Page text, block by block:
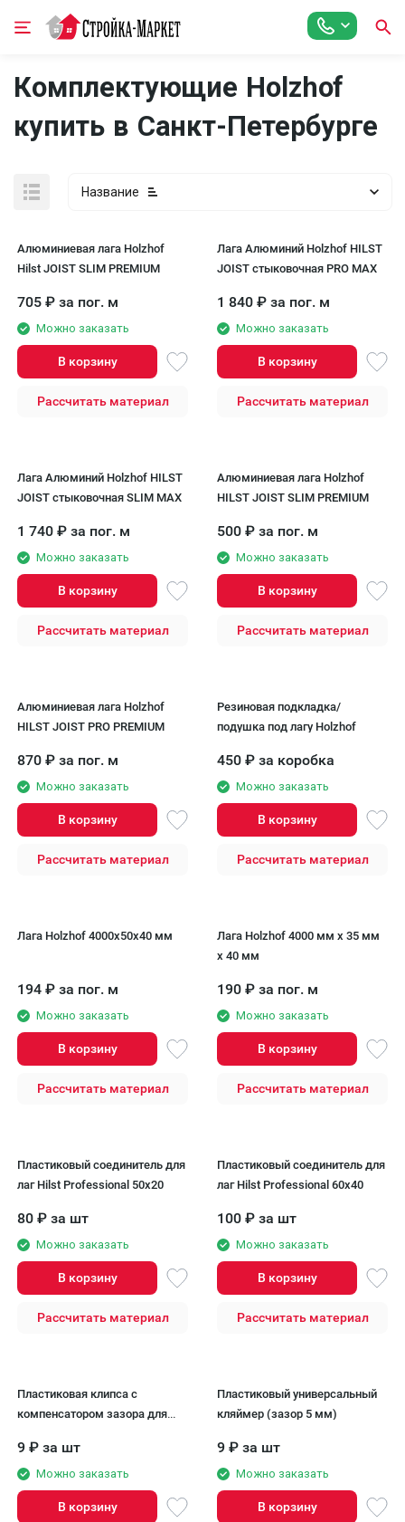
Комплектующие Holzhof
купить в Санкт-Петербурге
Название
Алюминиевая лага Holzhof
Hilst JOIST SLIM PREMIUM
705 ₽ за пог. м
Можно заказать
В корзину
Рассчитать материал
Лага Алюминий Holzhof HILST
JOIST стыковочная PRO MAX
1 840 ₽ за пог. м
Можно заказать
В корзину
Рассчитать материал
Лага Алюминий Holzhof HILST
JOIST стыковочная SLIM MAX
1 740 ₽ за пог. м
Можно заказать
В корзину
Рассчитать материал
Алюминиевая лага Holzhof
HILST JOIST SLIM PREMIUM
500 ₽ за пог. м
Можно заказать
В корзину
Рассчитать материал
Алюминиевая лага Holzhof
HILST JOIST PRO PREMIUM
870 ₽ за пог. м
Можно заказать
В корзину
Рассчитать материал
Резиновая подкладка/
подушка под лагу Holzhof
450 ₽ за коробка
Можно заказать
В корзину
Рассчитать материал
Лага Holzhof 4000x50x40 мм
194 ₽ за пог. м
Можно заказать
В корзину
Рассчитать материал
Лага Holzhof 4000 мм x 35 мм
x 40 мм
190 ₽ за пог. м
Можно заказать
В корзину
Рассчитать материал
Пластиковый соединитель для
лаг Hilst Professional 50x20
80 ₽ за шт
Можно заказать
В корзину
Рассчитать материал
Пластиковый соединитель для
лаг Hilst Professional 60x40
100 ₽ за шт
Можно заказать
В корзину
Рассчитать материал
Пластиковая клипса с
компенсатором зазора для
9 ₽ за шт
Можно заказать
В корзину
Пластиковый универсальный
кляймер (зазор 5 мм)
9 ₽ за шт
Можно заказать
В корзину